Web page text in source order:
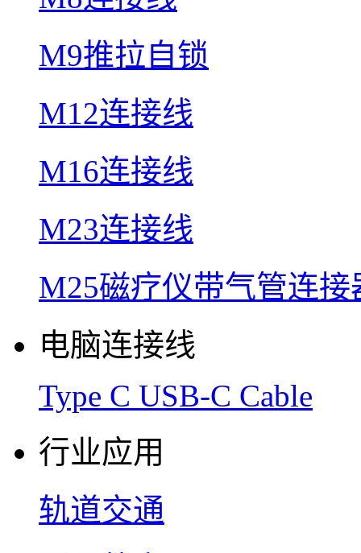
M9推拉自锁
M12连接线
M16连接线
M23连接线
M25磁疗仪带气管连接
电脑连接线
Type C USB-C Cable
行业应用
轨道交通